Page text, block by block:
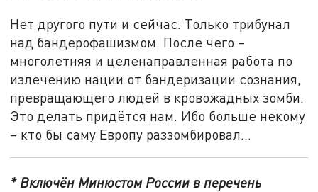
Нет другого пути и сейчас. Только трибунал
над бандерофашизмом. После чего –
многолетняя и целенаправленная работа по
излечению нации от бандеризации сознания,
превращающего людей в кровожадных зомби.
Это делать придётся нам. Ибо больше некому
– кто бы саму Европу раззомбировал…
* Включён Минюстом России в перечень